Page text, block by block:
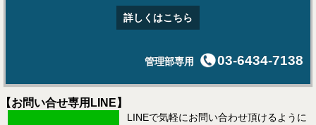
詳しくはこちら
管理部専用 03-6434-7138
【お問い合せ専用LINE】
LINEで気軽にお問い合わせ頂けるように